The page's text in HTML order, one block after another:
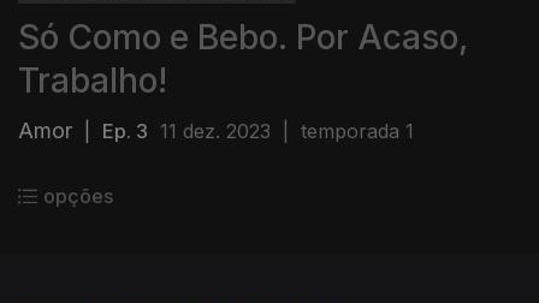
Só Como e Bebo. Por Acaso,
Trabalho!
Amor Ep. 3 11 dez. 2023 temporada 1
opções